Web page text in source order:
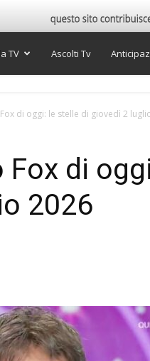
TV Ascolti Tv
di oggi: le stelle di giovedì 2
Fox di
2026